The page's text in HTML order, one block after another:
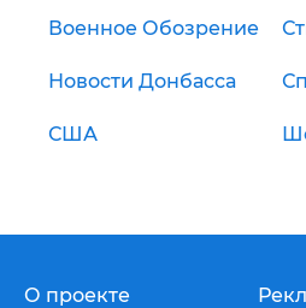
Военное Обозрение
Новости Донбасса
США
О проекте